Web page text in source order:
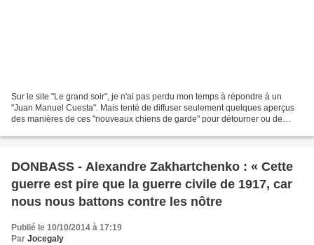
Sur le site "Le grand soir", je n'ai pas perdu mon temps à répondre à un
"Juan Manuel Cuesta". Mais tenté de diffuser seulement quelques aperçus
des manières de ces "nouveaux chiens de garde" pour détourner ou de
DONBASS - Alexandre Zakhartchenko : « Cette
guerre est pire que la guerre civile de 1917, car
nous nous battons contre les nôtre
Publié le 10/10/2014 à 17:19
Par Jocegaly